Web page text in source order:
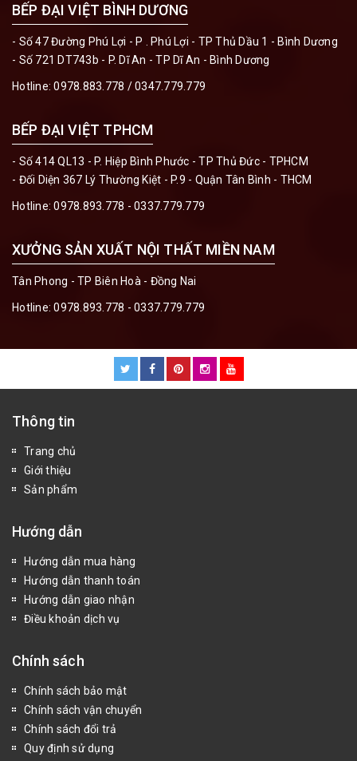
BẾP ĐẠI VIỆT BÌNH DƯƠNG
- Số 47 Đường Phú Lợi - P . Phú Lợi - TP Thủ Dầu 1 - Bình Dương
- Số 721 DT743b - P. Dĩ An - TP Dĩ An - Bình Dương
Hotline:0978.883.778 / 0347.779.779
BẾP ĐẠI VIỆT TPHCM
- Số 414 QL13 - P. Hiệp Bình Phước - TP Thủ Đức - TPHCM
- Đối Diện 367 Lý Thường Kiệt - P.9 - Quận Tân Bình - THCM
Hotline:0978.893.778 - 0337.779.779
XƯỞNG SẢN XUẤT NỘI THẤT MIỀN NAM
Tân Phong - TP Biên Hoà - Đồng Nai
Hotline:0978.893.778 - 0337.779.779
Thông tin
Trang chủ
Giới thiệu
Sản phẩm
Hướng dẫn
Hướng dẫn mua hàng
Hướng dẫn thanh toán
Hướng dẫn giao nhận
Điều khoản dịch vụ
Chính sách
Chính sách bảo mật
Chính sách vận chuyển
Chính sách đổi trả
Quy định sử dụng